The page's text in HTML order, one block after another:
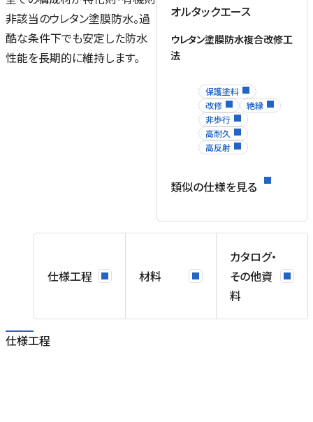
非該当のウレタン塗膜防水。過
酷な条件下でも安定した防水
性能を長期的に維持します。
オルタックエース
ウレタン塗膜防水複合改修工
法
保護塗料
改修
絶縁
非歩行
高耐久
高反射
類似の仕様を見る
仕様工程 材料
カタログ・
その他資
料
仕様工程